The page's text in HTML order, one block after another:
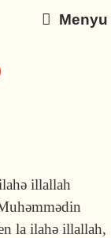
Menyu
illallah
la ilahə illallah,